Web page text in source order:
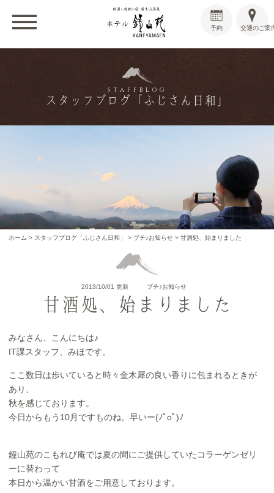
交通のご案
予約
STAFFBLOG
スタッフブログ「ふじさん日和」
ホーム > スタッフブログ「ふじさん日和」 > プチ♪お知らせ >甘酒処、始まりました
2013/10/01 更新 プチ♪お知らせ
甘酒処、始まりました
みなさん、こんにちは♪
IT課スタッフ、みほです。
ここ数日は歩いていると時々金木犀の良い香りに包まれるときが
あり、
秋を感じております。
今日からもう10月ですものね。早いー(ﾉﾟοﾟ)ﾉ
鐘山苑のこもれび庵では夏の間にご提供していたコラーゲンゼリ
ーに替わって
本日から温かい甘酒をご用意しております。